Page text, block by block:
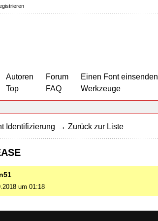
Autoren
Top
Forum
FAQ
Einen Font einsenden
Werkzeuge
Identifizierung → Zurück zur Liste
um 01:18